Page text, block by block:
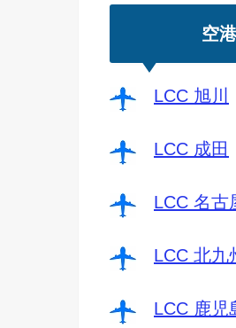
空
LCC 旭川
LCC 成田
LCC 名古
LCC 北九
LCC 鹿児